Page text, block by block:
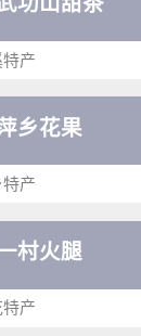
产
乡花果
产
村火腿
产